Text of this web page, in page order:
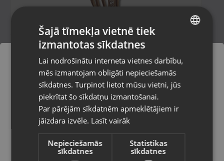
Zelta kulons
Valmiera, Rīgas iela 23
Stāvoklis Restaurēts (Garantija 24 mēneši)
226.00€
€ /mēn.
Pasūtījumi tiks piegādāti uz
izvēlēto valsti
Vietnes saturs būs attēlots izvēlētajā
valodā
Valsts
RUSSIAN
Šajā tīmekļa vietnē tiek
izmantotas sīkdatnes
Lai nodrošinātu interneta vietnes darbību,
mēs izmantojam obligāti nepieciešamās
sīkdatnes. Turpinot lietot mūsu vietni, jūs
piekrītat šo sīkdatņu izmantošanai.
Par pārējām sīkdatnēm apmeklētājiem ir
jāizdara izvēle. Lasīt vairāk
Nepieciešamās
sīkdatnes
Statistikas
sīkdatnes